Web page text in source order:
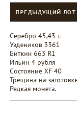
ПРЕДЫДУЩИЙ ЛОТ
Серебро 45,43 г.
Уздеников 3361
Биткин 663 R1
Ильин 4 рубля
Состояние XF 40
Трещина на
Редкая монета.